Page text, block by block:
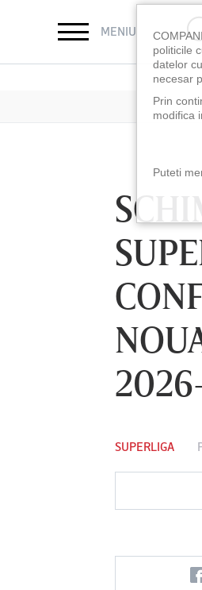
MENIU
SUPERLIGA
LUNI 10 AUG, 18:30
FC Botoşani
politicile
datelor
necesar
Prin
modifica
Puteti